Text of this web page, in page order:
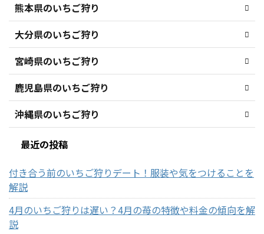
熊本県のいちご狩り
大分県のいちご狩り
宮崎県のいちご狩り
鹿児島県のいちご狩り
沖縄県のいちご狩り
最近の投稿
付き合う前のいちご狩りデート！服装や気をつけることを
解説
4月のいちご狩りは遅い？4月の苺の特徴や料金の傾向を解
説